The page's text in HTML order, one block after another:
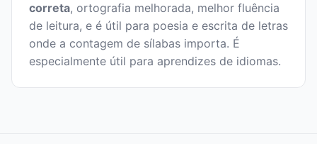
correta, ortografia melhorada, melhor fluência
de leitura, e é útil para poesia e escrita de letras
onde a contagem de sílabas importa. É
especialmente útil para aprendizes de idiomas.